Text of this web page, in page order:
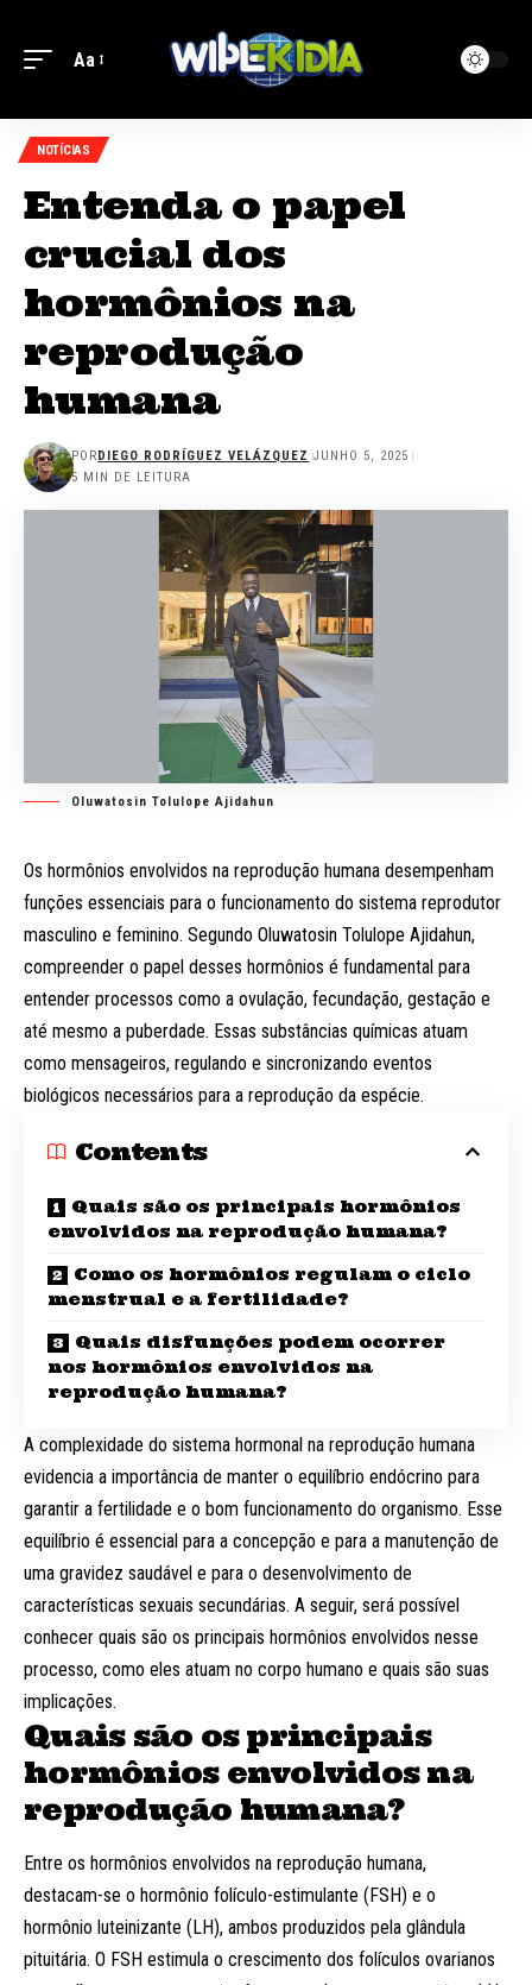
Aa
NOTÍCIAS
Entenda o papel
crucial dos
hormônios na
reprodução
humana
PORDIEGO RODRÍGUEZ VELÁZQUEZ JUNHO 5, 2025
5 MIN DE LEITURA
Oluwatosin Tolulope Ajidahun
Os hormônios envolvidos na reprodução humana desempenham
funções essenciais para o funcionamento do sistema reprodutor
masculino e feminino. Segundo Oluwatosin Tolulope Ajidahun,
compreender o papel desses hormônios é fundamental para
entender processos como a ovulação, fecundação, gestação e
até mesmo a puberdade. Essas substâncias químicas atuam
como mensageiros, regulando e sincronizando eventos
biológicos necessários para a reprodução da espécie.
Contents
Quais são os principais hormônios
envolvidos na reprodução humana?
Como os hormônios regulam o ciclo
menstrual e a fertilidade?
Quais disfunções podem ocorrer
nos hormônios envolvidos na
reprodução humana?
A complexidade do sistema hormonal na reprodução humana
evidencia a importância de manter o equilíbrio endócrino para
garantir a fertilidade e o bom funcionamento do organismo. Esse
equilíbrio é essencial para a concepção e para a manutenção de
uma gravidez saudável e para o desenvolvimento de
características sexuais secundárias. A seguir, será possível
conhecer quais são os principais hormônios envolvidos nesse
processo, como eles atuam no corpo humano e quais são suas
implicações.
Quais são os principais
hormônios envolvidos na
reprodução humana?
Entre os hormônios envolvidos na reprodução humana,
destacam-se o hormônio folículo-estimulante (FSH) e o
hormônio luteinizante (LH), ambos produzidos pela glândula
pituitária. O FSH estimula o crescimento dos folículos ovarianos